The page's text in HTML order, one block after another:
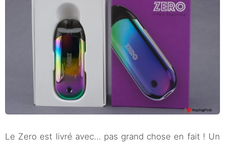
Le Zero est livré avec… pas grand chose en fait ! Un